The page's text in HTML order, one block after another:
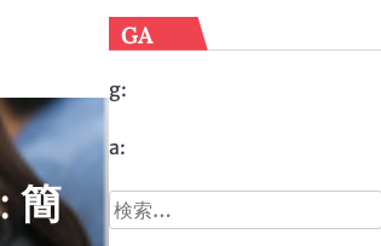
簡
GA
g:
a:
検
索: